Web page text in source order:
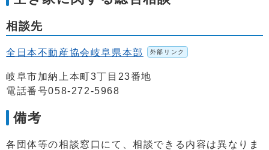
相談先
全日本不動産協会岐阜県本部 外部リンク
岐阜市加納上本町3丁目23番地
電話番号058-272-5968
備考
各団体等の相談窓口にて、相談できる内容は異なりま